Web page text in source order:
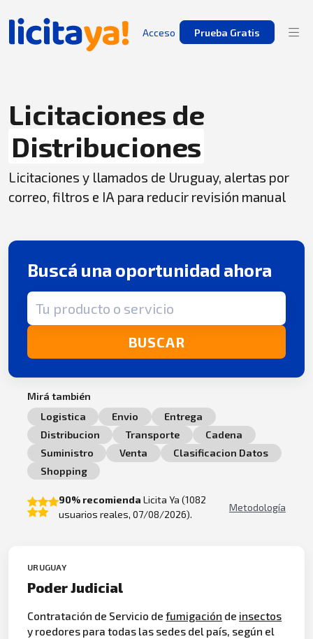
Acceso Prueba Gratis
Licitaciones de
Distribuciones
Licitaciones y llamados de Uruguay, alertas por
correo, filtros e IA para reducir revisión manual
Buscá una oportunidad ahora
Término de búsqueda
BUSCAR
Mirá también
Logistica
Envio
Entrega
Distribucion
Transporte
Cadena
Suministro
Venta
Clasificacion Datos
Shopping
90% recomienda Licita Ya (1082
usuarios reales, 07/08/2026).
Metodología
URUGUAY
Poder Judicial
Contratación de Servicio defumigación de insectos
y roedores para todas las sedes del país, según el